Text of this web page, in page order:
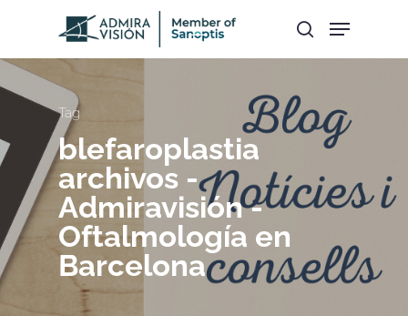
Hit enter to search or ESC to close
Tag
blefaroplastia
archivos -
Admiravisión -
Oftalmología en
Barcelona